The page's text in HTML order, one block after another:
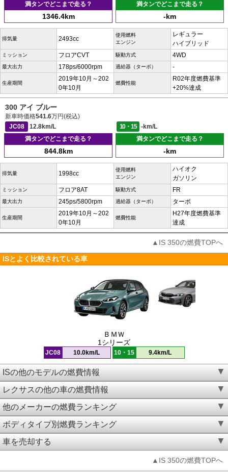
満タンでどこまで走る？
1346.4km
満タンでどこまで走る？
-km
排気量 2493cc
使用燃料
エンジン
レギュラー
ハイブリッド
ミッション フロアCVT 駆動方式 4WD
最大出力 178ps/6000rpm 過給器（ターボ） -
生産期間
2019年10月～202
0年10月
燃費性能
R02年度燃費基準
+20%達成
300 アイ ブルー
新車時価格541.6万円(税込)
JC08
12.8km/L 10・15
-km/L
満タンでどこまで走る？
844.8km
満タンでどこまで走る？
-km
排気量 1998cc
使用燃料
エンジン
ハイオク
ガソリン
ミッション フロア8AT 駆動方式 FR
最大出力 245ps/5800rpm 過給器（ターボ） ターボ
生産期間
2019年10月～202
0年10月
燃費性能
H27年度燃費基準
達成
▲IS 350の燃費TOPへ
ISとよく比較されている車
ＢＭＷ
1シリーズ
JC08 10.0km/L 10・15 9.4km/L
ISの他のモデルの燃費情報
レクサスの他の車の燃費情報
他のメーカーの燃費ランキング
ボディタイプ別燃費ランキング
車を売却する
▲IS 350の燃費TOPへ